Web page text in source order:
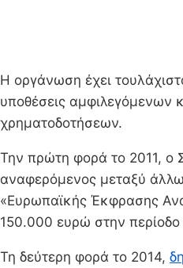
Η οργάνωση έχει
υποθέσεις αμφιλεγόμενων
χρηματοδοτήσεων.
Την πρώτη φορά το 2011, ο
αναφερόμενος μεταξύ
«Ευρωπαϊκής Έκφρασης
150.000 ευρώ στην
Τη δεύτερη φορά το 2014,